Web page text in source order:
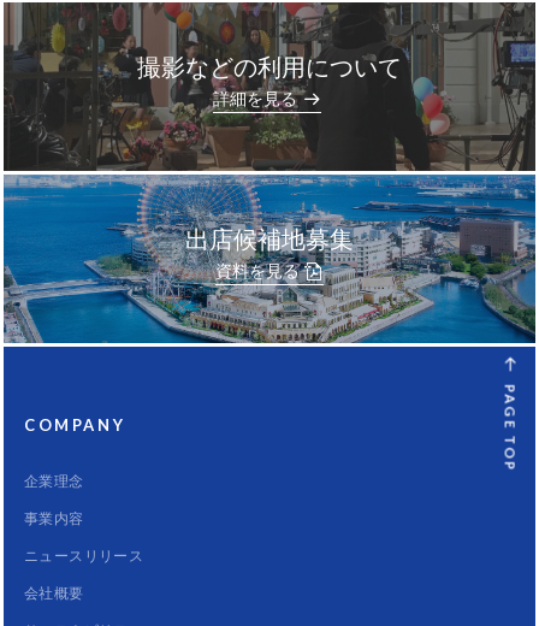
撮影などの利用について
詳細を見る
出店候補地募集
資料を見る
PAGE TOP
COMPANY
企業理念
事業内容
ニュースリリース
会社概要